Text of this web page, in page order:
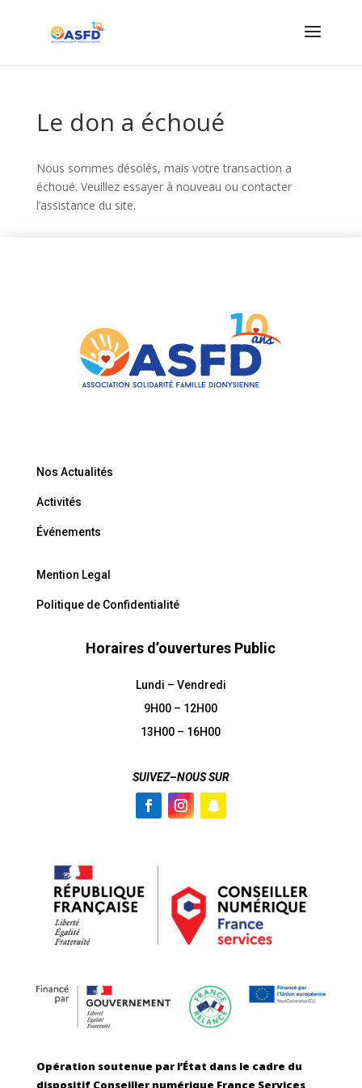
Le don a échoué
Nous sommes désolés, mais votre transaction a
échoué. Veuillez essayer à nouveau ou contacter
l’assistance du site.
Nos Actualités
Activités
Événements
Mention Legal
Politique de Confidentialité
Horaires d’ouvertures Public
Lundi – Vendredi
9H00 – 12H00
13H00 – 16H00
SUIVEZ–NOUS SUR
Opération soutenue par l’État dans le cadre du
dispositif Conseiller numérique France Services